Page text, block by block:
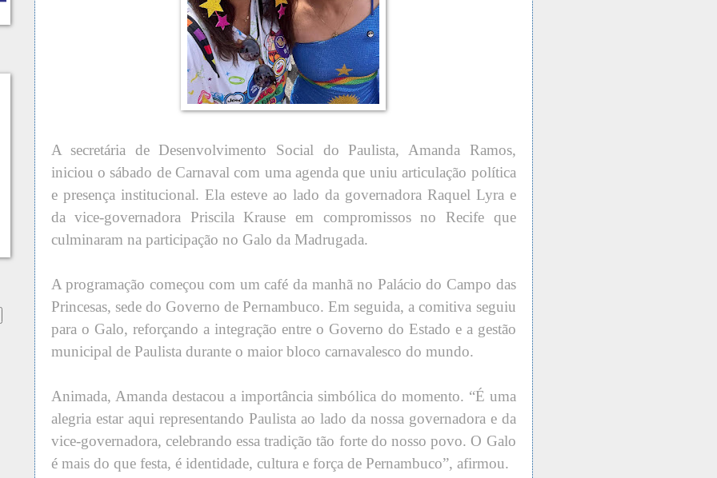
A secretária de Desenvolvimento Social do Paulista, Amanda Ramos,
iniciou o sábado de Carnaval com uma agenda que uniu articulação política
e presença institucional. Ela esteve ao lado da governadora Raquel Lyra e
da vice-governadora Priscila Krause em compromissos no Recife que
culminaram na participação no Galo da Madrugada.
A programação começou com um café da manhã no Palácio do Campo das
Princesas, sede do Governo de Pernambuco. Em seguida, a comitiva seguiu
para o Galo, reforçando a integração entre o Governo do Estado e a gestão
municipal de Paulista durante o maior bloco carnavalesco do mundo.
Animada, Amanda destacou a importância simbólica do momento. “É uma
alegria estar aqui representando Paulista ao lado da nossa governadora e da
vice-governadora, celebrando essa tradição tão forte do nosso povo. O Galo
é mais do que festa, é identidade, cultura e força de Pernambuco”, afirmou.